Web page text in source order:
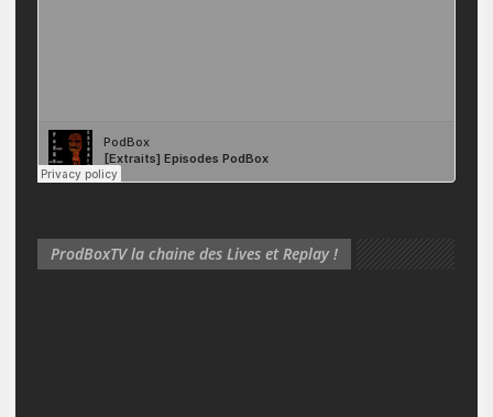
ProdBoxTV la chaine des Lives et Replay !